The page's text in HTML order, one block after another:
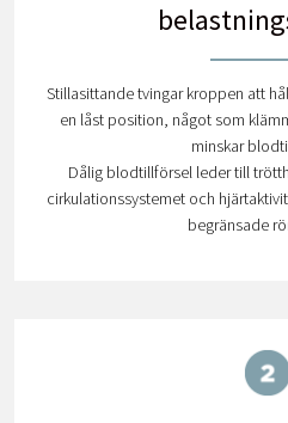
Stillasittande tvingar kroppen att
en låst position, något som
minskar
Dålig blodtillförsel leder till
cirkulationssystemet och
begränsade